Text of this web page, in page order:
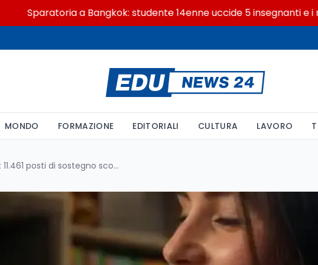
Sparatoria a Bangkok: studente 14enne uccide 5 insegnanti e i nonni
MONDO FORMAZIONE EDITORIALI CULTURA LAVORO
Mobilità 2026/27: 11.461 posti di sostegno scoperti dopo i trasferimenti